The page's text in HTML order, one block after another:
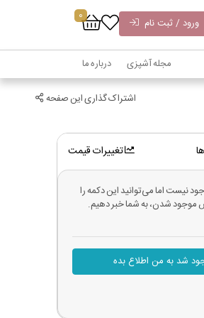
ورود / ثبت نام
0
مجله آشپزی درباره ما
اشتراک گذاری این صفحه
تغییرات قیمت
نیست اما می‌توانید این دکمه را
موجود شدن، به شما خبر دهیم.
به من اطلاع بده